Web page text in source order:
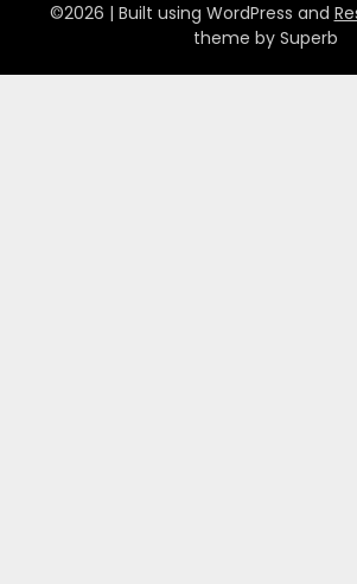
©2026 | Built using WordPress and
theme by Superb